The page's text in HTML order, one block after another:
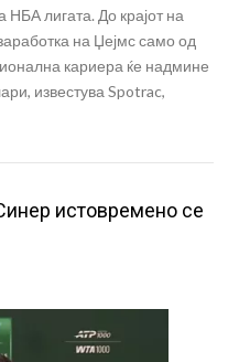
НБА лигата. До крајот на
на Џејмс само од
кариера ќе надмине
известува Spotrac,
истовремено се